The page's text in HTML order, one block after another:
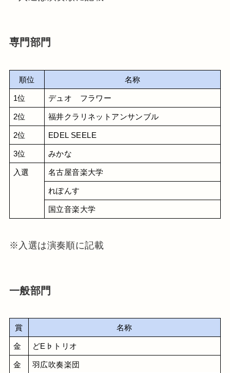
専門部門
順位 名称
1位 デュオ　フラワー
2位 福井クラリネットアンサンブル
2位 EDEL SEELE
3位 みかな
入選 名古屋音楽大学
れぽんす
国立音楽大学
※入選は演奏順に記載
一般部門
賞 名称
金 どE♭トリオ
金 羽広吹奏楽団